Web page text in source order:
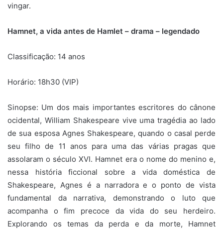
vingar.
Hamnet, a vida antes de Hamlet – drama – legendado
Classificação: 14 anos
Horário: 18h30 (VIP)
Sinopse: Um dos mais importantes escritores do cânone
ocidental, William Shakespeare vive uma tragédia ao lado
de sua esposa Agnes Shakespeare, quando o casal perde
seu filho de 11 anos para uma das várias pragas que
assolaram o século XVI. Hamnet era o nome do menino e,
nessa história ficcional sobre a vida doméstica de
Shakespeare, Agnes é a narradora e o ponto de vista
fundamental da narrativa, demonstrando o luto que
acompanha o fim precoce da vida do seu herdeiro.
Explorando os temas da perda e da morte, Hamnet